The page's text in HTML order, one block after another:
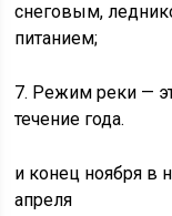
снеговым,
питанием;
7. Режим реки —
течение года.
и конец ноября в
апреля